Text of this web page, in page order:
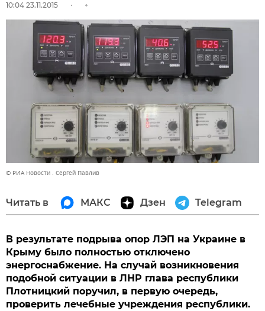
10:04 23.11.2015
© РИА Новости . Сергей Павлив
Читать в МАКС Дзен Telegram
В результате подрыва опор ЛЭП на Украине в
Крыму было полностью отключено
энергоснабжение. На случай возникновения
подобной ситуации в ЛНР глава республики
Плотницкий поручил, в первую очередь,
проверить лечебные учреждения республики.